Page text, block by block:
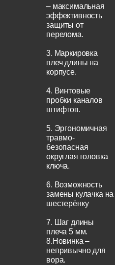
– максимальная
эффективность
защиты от
перелома.
3. Маркировка
плеч длины на
корпусе.
4. Винтовые
пробки каналов
штифтов.
5. Эргономичная
травмо-
безопасная
округлая головка
ключа.
6. Возможность
замены кулачка на
шестерёнку
7. Шаг длины
плеча 5 мм.
8.Новинка –
непривычно для
вора.